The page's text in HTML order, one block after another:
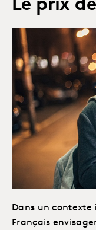
Le prix
Dans un
Français